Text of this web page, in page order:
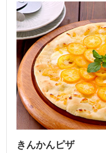
きんかんピザ